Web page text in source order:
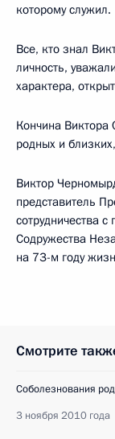
которому служил.
Все, кто знал
личность,
характера,
Кончина Виктора
родных и
Виктор
представитель
сотрудничества
Содружества
на 73-м году
Смотрите
Соболезнования
3 ноября 2010 года